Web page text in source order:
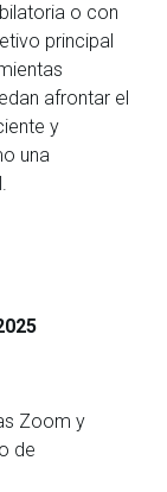
o con
principal
afrontar el
y
una
Zoom y
de